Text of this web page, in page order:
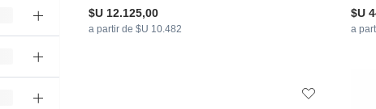
$U 12.125,00
a partir de $U 10.482
$U
a